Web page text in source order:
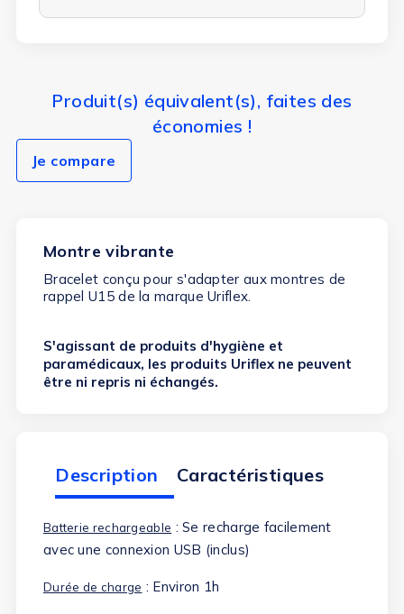
Produit(s) équivalent(s), faites des
économies !
Je compare
Montre vibrante
Bracelet conçu pour s'adapter aux montres de
rappel U15 de la marque Uriflex.
S'agissant de produits d'hygiène et
paramédicaux, les produits Uriflex ne peuvent
être ni repris ni échangés.
Description Caractéristiques
Batterie rechargeable : Se recharge facilement
avec une connexion USB (inclus)
Durée de charge : Environ 1h